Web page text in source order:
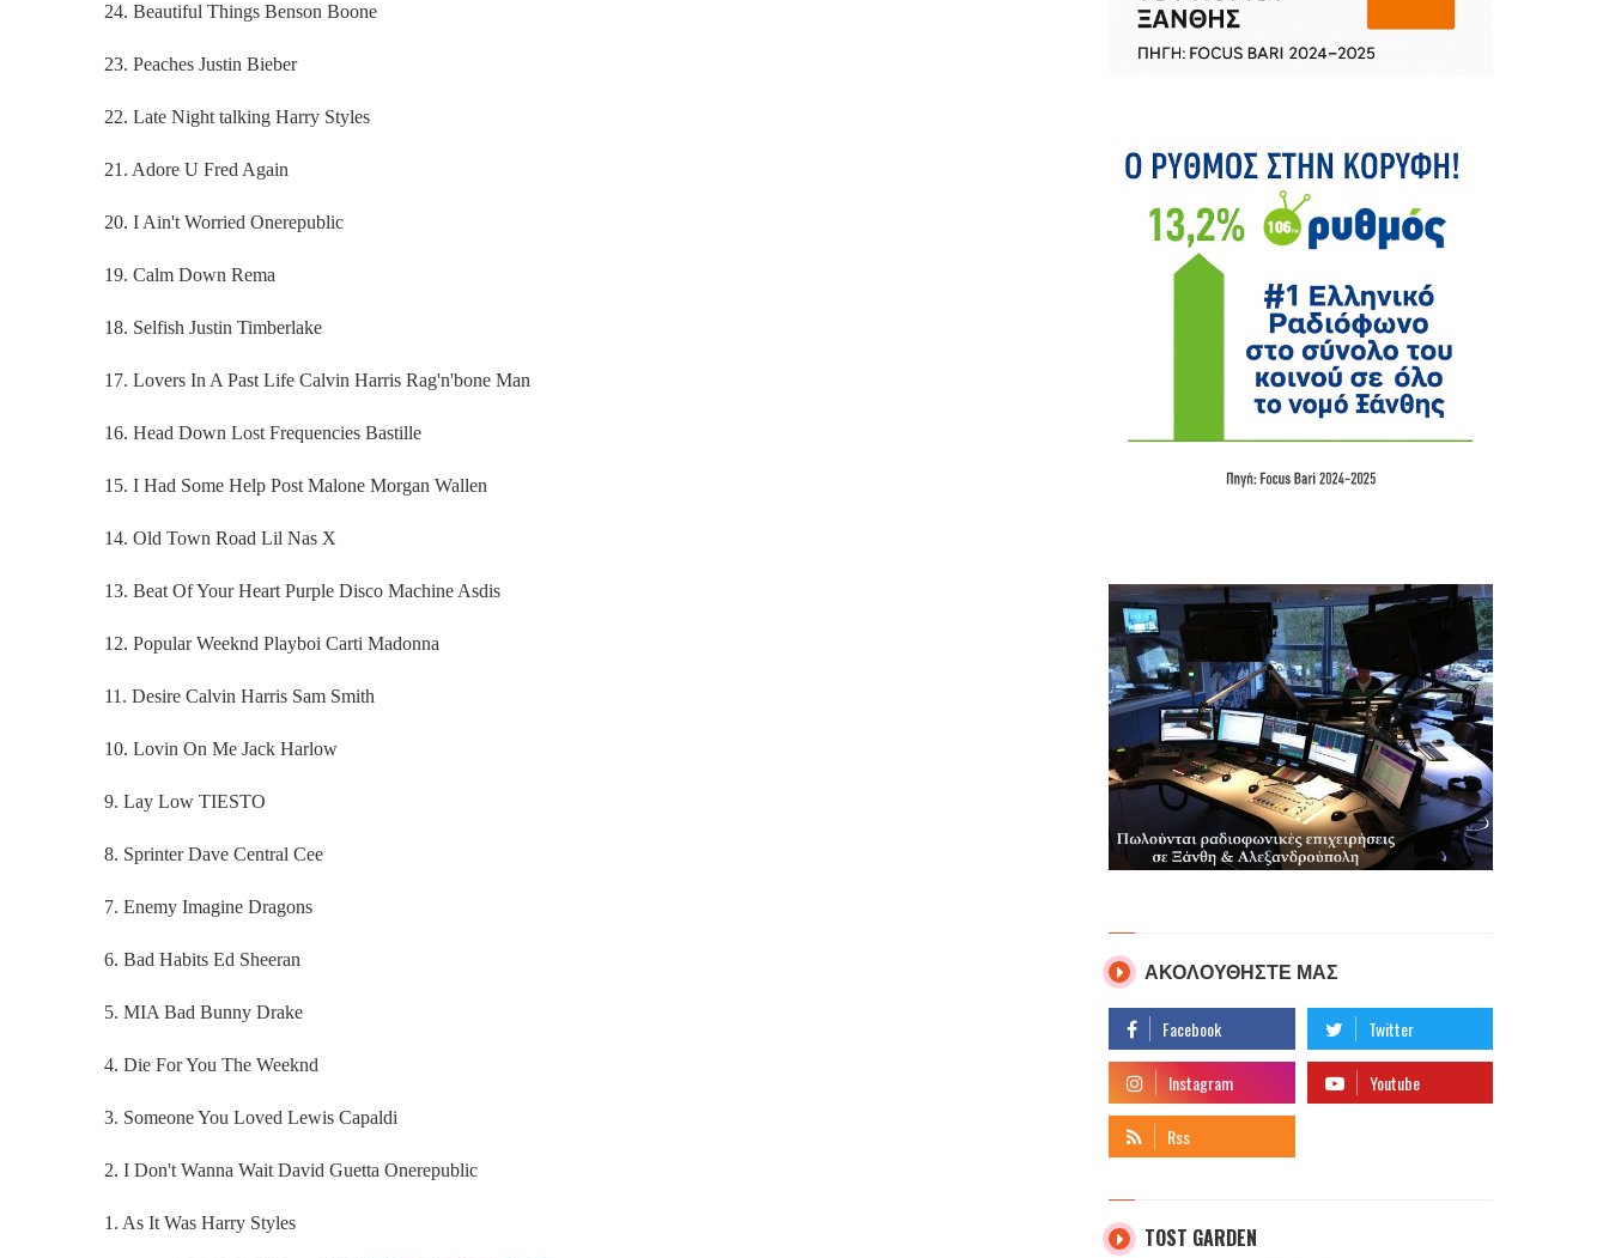
24. Beautiful Things Benson Boone
23. Peaches Justin Bieber
22. Late Night talking Harry Styles
21. Adore U Fred Again
20. I Ain't Worried Onerepublic
19. Calm Down Rema
18. Selfish Justin Timberlake
17. Lovers In A Past Life Calvin Harris Rag'n'bone Man
16. Head Down Lost Frequencies Bastille
15. I Had Some Help Post Malone Morgan Wallen
14. Old Town Road Lil Nas X
13. Beat Of Your Heart Purple Disco Machine Asdis
12. Popular Weeknd Playboi Carti Madonna
11. Desire Calvin Harris Sam Smith
10. Lovin On Me Jack Harlow
9. Lay Low TIESTO
8. Sprinter Dave Central Cee
7. Enemy Imagine Dragons
6. Bad Habits Ed Sheeran
5. MIA Bad Bunny Drake
4. Die For You The Weeknd
3. Someone You Loved Lewis Capaldi
2. I Don't Wanna Wait David Guetta Onerepublic
1. As It Was Harry Styles
ΑΚΟΛΟΥΘΗΣΤΕ ΜΑΣ
TOST GARDEN